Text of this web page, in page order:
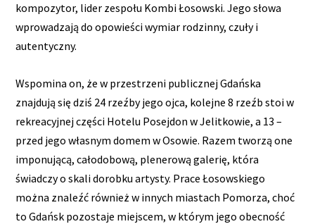
kompozytor, lider zespołu Kombi Łosowski. Jego słowa
wprowadzają do opowieści wymiar rodzinny, czuły i
autentyczny.
Wspomina on, że w przestrzeni publicznej Gdańska
znajdują się dziś 24 rzeźby jego ojca, kolejne 8 rzeźb stoi w
rekreacyjnej części Hotelu Posejdon w Jelitkowie, a 13 –
przed jego własnym domem w Osowie. Razem tworzą one
imponującą, całodobową, plenerową galerię, która
świadczy o skali dorobku artysty. Prace Łosowskiego
można znaleźć również w innych miastach Pomorza, choć
to Gdańsk pozostaje miejscem, w którym jego obecność